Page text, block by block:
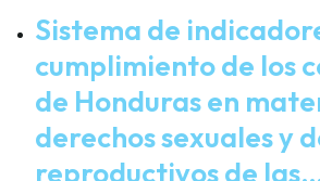
Sistema de
cumplimiento de los
de Honduras en
derechos sexuales y
reproductivos de